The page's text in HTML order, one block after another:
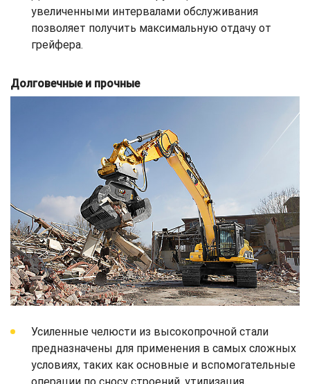
увеличенными интервалами обслуживания
позволяет получить максимальную отдачу от
грейфера.
Долговечные и прочные
Усиленные челюсти из высокопрочной стали
предназначены для применения в самых сложных
условиях, таких как основные и вспомогательные